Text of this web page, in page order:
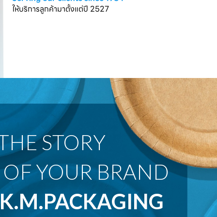
ให้บริการลูกค้ามาตั้งแต่ปี 2527
OF YOUR BRAND